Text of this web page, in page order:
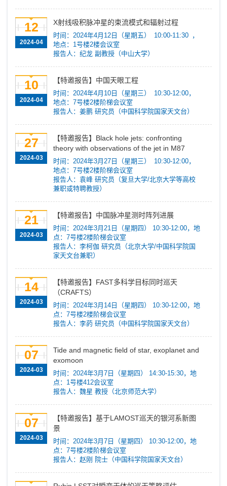
12
2024-04
X射线吸积脉冲星的束流模式和辐射过程
时间：2024年4月12日（星期五） 10:00-11:30 ，
地点：1号楼2楼会议室
报告人：纪龙 副教授（中山大学）
10
2024-04
【特邀报告】中国天眼工程
时间：2024年4月10日（星期三） 10:30-12:00，
地点：7号楼2楼阶梯会议室
报告人：姜鹏 研究员（中国科学院国家天文台）
27
2024-03
【特邀报告】Black hole jets: confronting
theory with observations of the jet in M87
时间：2024年3月27日（星期三） 10:30-12:00，
地点：7号楼2楼阶梯会议室
报告人：袁峰 研究员（复旦大学/北京大学等高校
兼职或特聘教授）
21
2024-03
【特邀报告】中国脉冲星测时阵列进展
时间：2024年3月21日（星期四） 10:30-12:00，地
点：7号楼2楼阶梯会议室
报告人：李柯伽 研究员（北京大学/中国科学院国
家天文台兼职）
14
2024-03
【特邀报告】FAST多科学目标同时巡天
（CRAFTS）
时间：2024年3月14日（星期四） 10:30-12:00，地
点：7号楼2楼阶梯会议室
报告人：李菂 研究员（中国科学院国家天文台）
07
2024-03
Tide and magnetic field of star, exoplanet and
exomoon
时间：2024年3月7日（星期四） 14:30-15:30，地
点：1号楼412会议室
报告人：魏星 教授（北京师范大学）
07
2024-03
​【特邀报告】基于LAMOST巡天的银河系新图
景
时间：2024年3月7日（星期四） 10:30-12:00，地
点：7号楼2楼阶梯会议室
报告人：赵刚 院士（中国科学院国家天文台）